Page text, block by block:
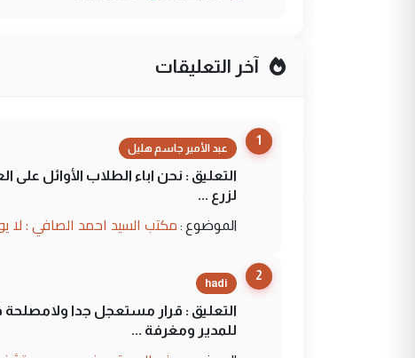
آخر التعليقات
1
عبد الأمير جاسم هليل
التعليق : نحن اباء الطلاب الأوائل
لزرع ...
الموضوع : مكتب السيد احمد الصافي : لا
2
hadi
التعليق : قرار مستعجل جدا ولامصلحة
للمدير ومغرفة ...